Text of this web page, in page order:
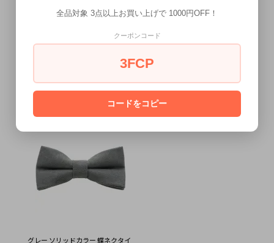
ブルーグレー 変形 蝶ネクタイ ボウ
3,080円 (税込)
ライトグレー ソリッドカラー 蝶ネ
3,080円
グレー ソリッドカラー 蝶ネクタイ
全品対象 3点以上お買い上げで 1000円OFF！
クーポンコード
3FCP
コードをコピー